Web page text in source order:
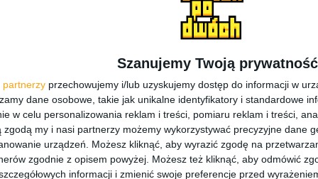
Szanujemy Twoją prywatność
partnerzy przechowujemy i/lub uzyskujemy dostęp do informacji w
dane osobowe, takie jak unikalne identyfikatory i standardowe
w celu personalizowania reklam i treści, pomiaru reklam i treści,
zgodą my i nasi partnerzy możemy wykorzystywać precyzyjne dane
urządzeń. Możesz kliknąć, aby wyrazić zgodę na
zgodnie z opisem powyżej. Możesz też kliknąć, aby odmówić
informacji i zmienić swoje preferencje przed